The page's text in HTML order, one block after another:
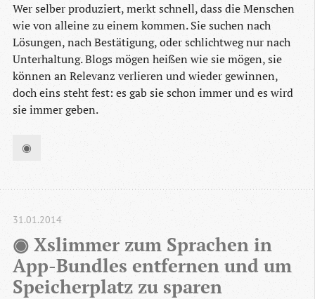
Wer selber produziert, merkt schnell, dass die Menschen
wie von alleine zu einem kommen. Sie suchen nach
Lösungen, nach Bestätigung, oder schlichtweg nur nach
Unterhaltung. Blogs mögen heißen wie sie mögen, sie
können an Relevanz verlieren und wieder gewinnen,
doch eins steht fest: es gab sie schon immer und es wird
sie immer geben.
◉
◉ Xslimmer zum Sprachen in
App-Bundles entfernen und um
Speicherplatz zu sparen
31.01.2014